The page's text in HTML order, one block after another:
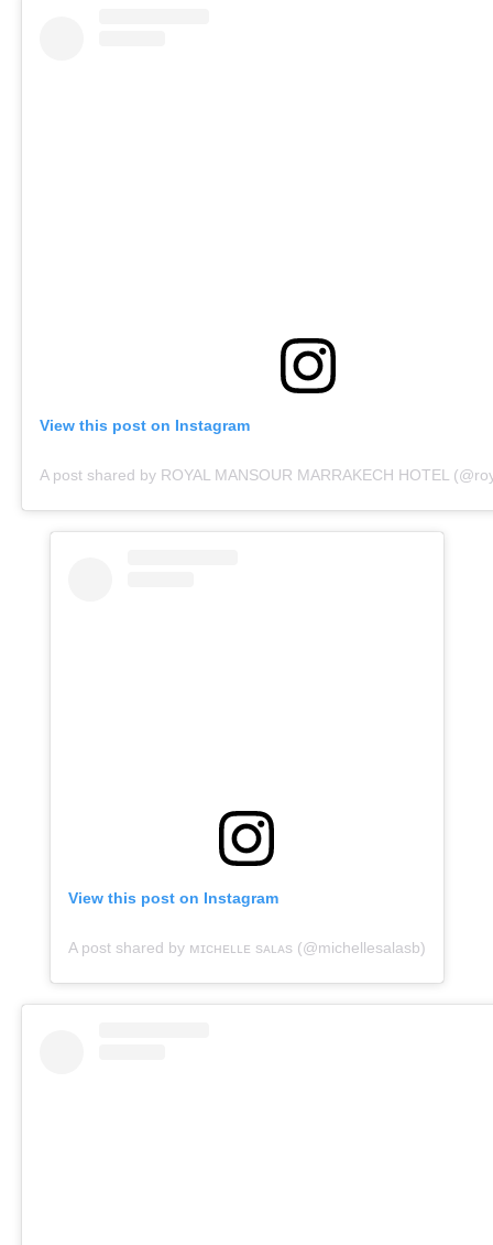
View this post on Instagram
A post shared by ROYAL MANSOUR MARRAKECH HOTEL
View this post on Instagram
A post shared by ᴍɪᴄʜᴇʟʟᴇ sᴀʟᴀs (@michellesalasb)